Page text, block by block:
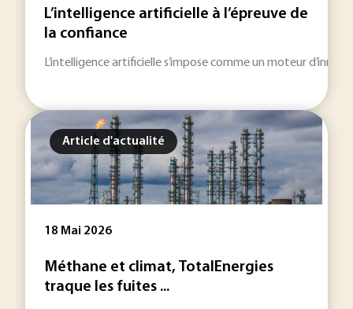
L’intelligence artificielle à l’épreuve de
la confiance
L’intelligence artificielle s’impose comme un moteur
Article d'actualité
18 Mai 2026
Méthane et climat, TotalEnergies
traque les fuites ...